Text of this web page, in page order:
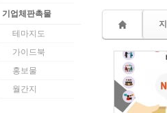
기업체판촉물
테마지도
가이드북
홍보물
월간지